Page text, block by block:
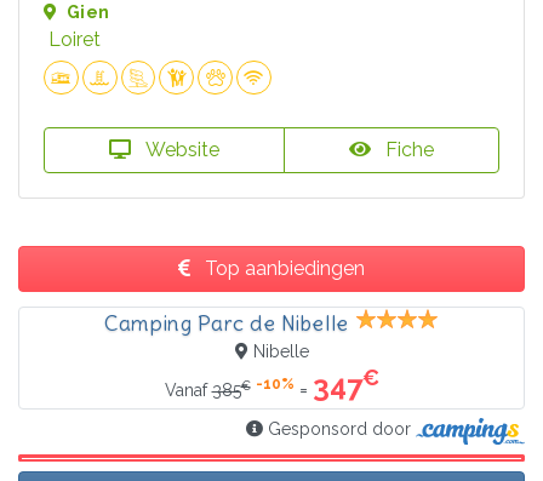
Gien
Loiret
Website Fiche
Top aanbiedingen
Camping Parc de Nibelle
Nibelle
Vanaf385€ -10% = 347€
Gesponsord door